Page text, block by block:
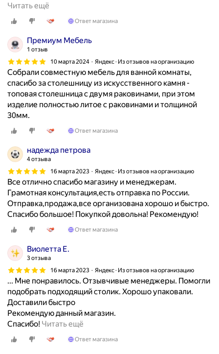
з
о
о
о
а
.
М
е
н
д
в
с
е
е
т
Читать ещё
к
а
ы
в
а
л
а
к
в
и
у
л
к
ф
О
ч
е
н
ь
к
Ответ магазина
Премиум Мебель
1 отзыв
10 марта 2024
Яндекс · Из отзывов на организацию
Собрали совместную мебель для ванной комнаты,
спасибо за столешницу из искусственного камня -
топовая столешница с двумя раковинами, при этом
изделие полностью литое с раковинами и толщиной
30мм.
Ответ магазина
надежда петрова
4 отзыва
16 марта 2023
Яндекс · Из отзывов на организацию
Все отлично спасибо магазину и менеджерам.
Грамотная консультация,есть отправка по России.
Отправка,продажа,все организована хорошо и быстро.
Спасибо большое! Покупкой довольна! Рекомендую!
Ответ магазина
Виолетта Е.
3 отзыва
16 марта 2023
Яндекс · Из отзывов на организацию
... Мне понравилось. Отзывчивые менеджеры. Помогли
подобрать подходящий столик. Хорошо упаковали.
Доставили быстро
Рекомендую данный магазин.
Спасибо! Читать ещё
Ответ магазина